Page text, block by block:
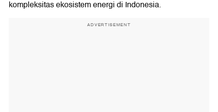
kompleksitas ekosistem energi di Indonesia.
ADVERTISEMENT